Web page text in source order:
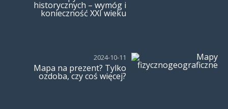
historycznych – wymóg i
konieczność XXI wieku
2024-10-11
Mapa na prezent? Tylko
ozdoba, czy coś więcej?